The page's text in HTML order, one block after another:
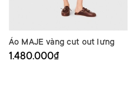
Áo MAJE vàng cut out lưng
1.480.000₫